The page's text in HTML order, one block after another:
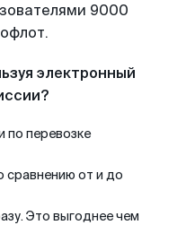
9000
электронный
по перевозке
сравнению от и до
Это выгоднее чем